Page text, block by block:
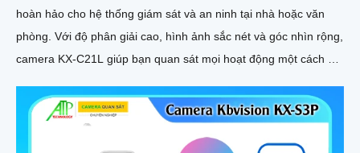
hoàn hảo cho hệ thống giám sát và an ninh tại nhà hoặc văn
phòng. Với độ phân giải cao, hình ảnh sắc nét và góc nhìn rộng,
camera KX-C21L giúp bạn quan sát mọi hoạt động một cách dễ